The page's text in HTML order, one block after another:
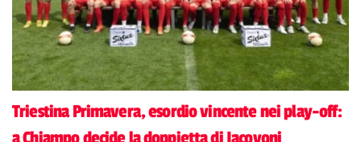
Triestina Primavera, esordio vincente nei play-off: